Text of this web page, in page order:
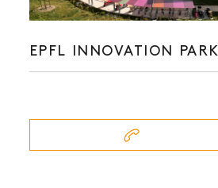
EPFL INNOVATION PARK